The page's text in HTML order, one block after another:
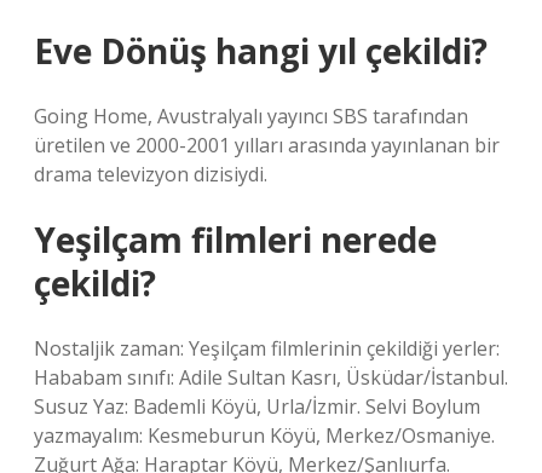
Eve Dönüş hangi yıl çekildi?
Going Home, Avustralyalı yayıncı SBS tarafından
üretilen ve 2000-2001 yılları arasında yayınlanan bir
drama televizyon dizisiydi.
Yeşilçam filmleri nerede
çekildi?
Nostaljik zaman: Yeşilçam filmlerinin çekildiği yerler:
Hababam sınıfı: Adile Sultan Kasrı, Üsküdar/İstanbul.
Susuz Yaz: Bademli Köyü, Urla/İzmir. Selvi Boylum
yazmayalım: Kesmeburun Köyü, Merkez/Osmaniye.
Zuğurt Ağa: Haraptar Köyü, Merkez/Şanlıurfa.